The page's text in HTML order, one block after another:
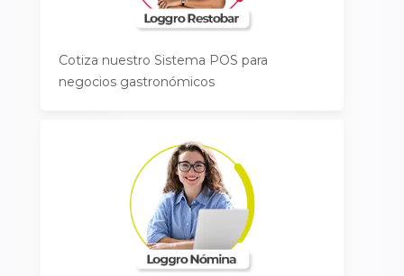
Cotiza nuestro Sistema POS para
negocios gastronómicos